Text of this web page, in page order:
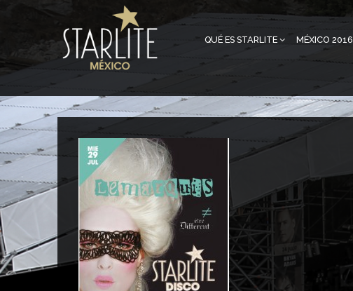
QUÉ ES STARLITE MÉXICO 2016